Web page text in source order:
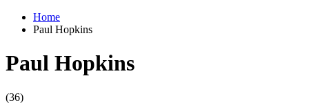
Home
Paul Hopkins
Paul Hopkins
(36)